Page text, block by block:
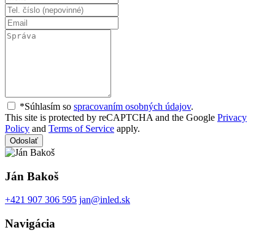
*Súhlasím so spracovaním osobných údajov.
This site is protected by reCAPTCHA and the Google Privacy
Policy and Terms of Service apply.
Odoslať
Ján Bakoš
+421 907 306 595 jan@inled.sk
Navigácia